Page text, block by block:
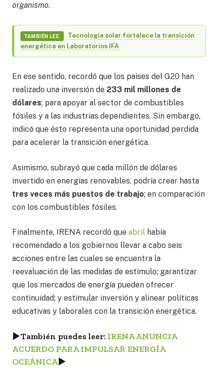
organismo.
TAMBIÉN LEE.
Tecnología solar fortalece la transición
energética en Laboratorios IFA
En ese sentido, recordó que los países del G20 han
realizado una inversión de 233 mil millones de
dólares; para apoyar al sector de combustibles
fósiles y a las industrias dependientes. Sin embargo,
indicó que ésto representa una oportunidad perdida
para acelerar la transición energética.
Asimismo, subrayó que cada millón de dólares
invertido en energías renovables, podría crear hasta
tres veces más puestos de trabajo; en comparación
con los combustibles fósiles.
Finalmente, IRENA recordó que abril había
recomendado a los gobiernos llevar a cabo seis
acciones entre las cuales se encuentra la
reevaluación de las medidas de estímulo; garantizar
que los mercados de energía pueden ofrecer
continuidad; y estimular inversión y alinear políticas
educativas y laborales con la transición energética.
►También puedes leer: IRENA ANUNCIA
ACUERDO PARA IMPULSAR ENERGÍA
OCEÁNICA►